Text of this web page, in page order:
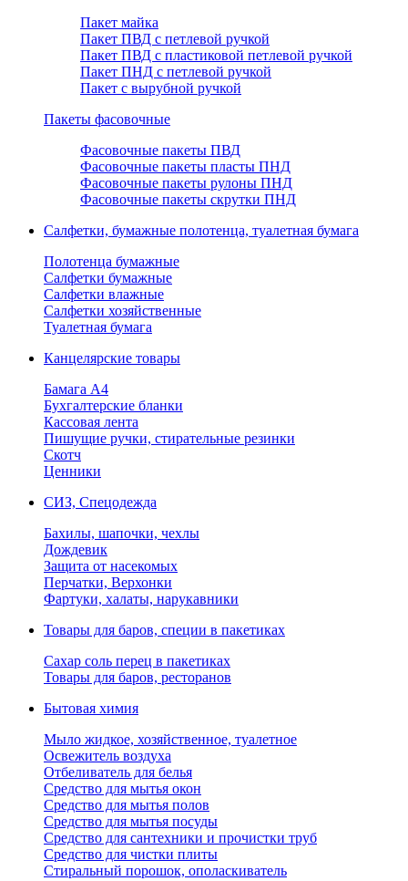
Пакет майка
Пакет ПВД с петлевой ручкой
Пакет ПВД с пластиковой петлевой ручкой
Пакет ПНД с петлевой ручкой
Пакет с вырубной ручкой
Пакеты фасовочные
Фасовочные пакеты ПВД
Фасовочные пакеты пласты ПНД
Фасовочные пакеты рулоны ПНД
Фасовочные пакеты скрутки ПНД
Салфетки, бумажные полотенца, туалетная бумага
Полотенца бумажные
Салфетки бумажные
Салфетки влажные
Салфетки хозяйственные
Туалетная бумага
Канцелярские товары
Бамага А4
Бухгалтерские бланки
Кассовая лента
Пишущие ручки, стирательные резинки
Скотч
Ценники
СИЗ, Спецодежда
Бахилы, шапочки, чехлы
Дождевик
Защита от насекомых
Перчатки, Верхонки
Фартуки, халаты, нарукавники
Товары для баров, специи в пакетиках
Сахар соль перец в пакетиках
Товары для баров, ресторанов
Бытовая химия
Мыло жидкое, хозяйственное, туалетное
Освежитель воздуха
Отбеливатель для белья
Средство для мытья окон
Средство для мытья полов
Средство для мытья посуды
Средство для сантехники и прочистки труб
Средство для чистки плиты
Стиральный порошок, ополаскиватель